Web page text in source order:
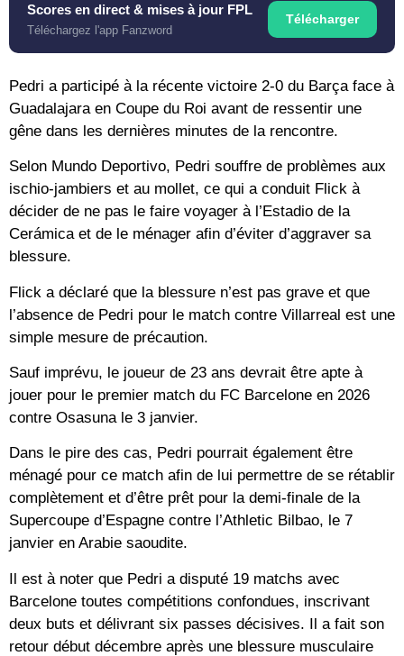
Scores en direct & mises à jour FPL
Téléchargez l'app Fanzword
Télécharger
Pedri a participé à la récente victoire 2-0 du Barça face à
Guadalajara en Coupe du Roi avant de ressentir une
gêne dans les dernières minutes de la rencontre.
Selon Mundo Deportivo, Pedri souffre de problèmes aux
ischio-jambiers et au mollet, ce qui a conduit Flick à
décider de ne pas le faire voyager à l’Estadio de la
Cerámica et de le ménager afin d’éviter d’aggraver sa
blessure.
Flick a déclaré que la blessure n’est pas grave et que
l’absence de Pedri pour le match contre Villarreal est une
simple mesure de précaution.
Sauf imprévu, le joueur de 23 ans devrait être apte à
jouer pour le premier match du FC Barcelone en 2026
contre Osasuna le 3 janvier.
Dans le pire des cas, Pedri pourrait également être
ménagé pour ce match afin de lui permettre de se rétablir
complètement et d’être prêt pour la demi-finale de la
Supercoupe d’Espagne contre l’Athletic Bilbao, le 7
janvier en Arabie saoudite.
Il est à noter que Pedri a disputé 19 matchs avec
Barcelone toutes compétitions confondues, inscrivant
deux buts et délivrant six passes décisives. Il a fait son
retour début décembre après une blessure musculaire